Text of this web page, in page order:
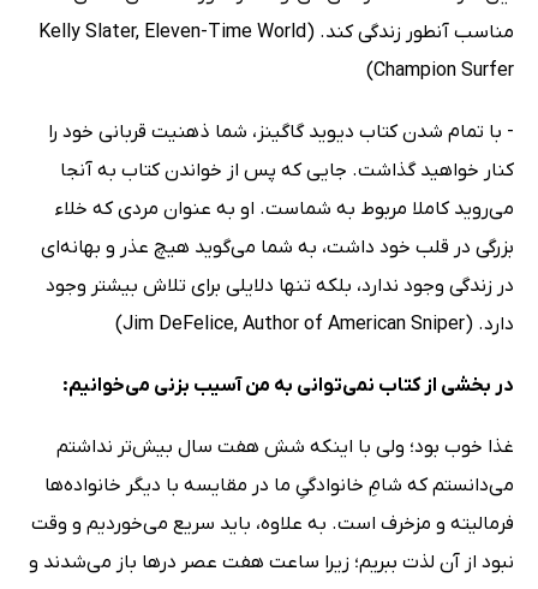
مناسب آنطور زندگی کند. (Kelly Slater, Eleven-Time World
Champion Surfer)
- با تمام شدن کتاب دیوید گاگینز، شما ذهنیت قربانی خود را
کنار خواهید گذاشت. جایی که پس از خواندن کتاب به آنجا
می‌روید کاملا مربوط به شماست. او به عنوان مردی که خلاء
بزرگی در قلب خود داشت، به شما می‌گوید هیچ عذر و بهانه‌ای
در زندگی وجود ندارد، بلکه تنها دلایلی برای تلاش بیشتر وجود
دارد. (Jim DeFelice, Author of American Sniper)
در بخشی از کتاب نمی‌توانی به من آسیب بزنی می‌خوانیم:
غذا خوب بود؛ ولی با اینکه شش‌ هفت سال بیش‌تر نداشتم
می‌دانستم که شامِ خانوادگیِ ما در مقایسه با دیگر خانواده‌ها
فرمالیته و مزخرف است. به علاوه، باید سریع می‌خوردیم و وقت
نبود از آن لذت ببریم؛ زیرا ساعت هفت عصر درها باز می‌شدند و